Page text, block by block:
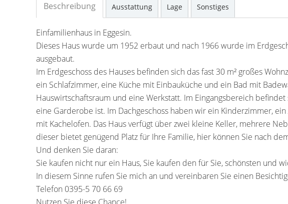
Beschreibung Ausstattung Lage Sonstiges
Einfamilienhaus in Eggesin.
Dieses Haus wurde um 1952 erbaut und nach 1966 wurde im
ausgebaut.
Im Erdgeschoss des Hauses befinden sich das fast 30 m² großes
ein Schlafzimmer, eine Küche mit Einbauküche und ein Bad mit
Hauswirtschaftsraum und eine Werkstatt. Im Eingangsbereich
eine Garderobe ist. Im Dachgeschoss haben wir ein Kinderzimmer,
mit Kachelofen. Das Haus verfügt über zwei kleine Keller, mehrere
dieser bietet genügend Platz für Ihre Familie, hier können Sie nach
Und denken Sie daran:
Sie kaufen nicht nur ein Haus, Sie kaufen den für Sie, schönsten und
In diesem Sinne rufen Sie mich an und vereinbaren Sie einen
Telefon 0395-5 70 66 69